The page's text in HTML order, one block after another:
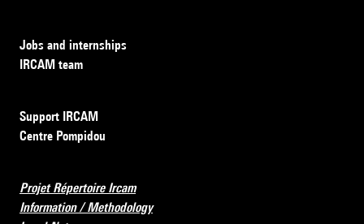
Jobs and internships
IRCAM team
Support IRCAM
Centre Pompidou
Projet Répertoire Ircam
Information / Methodology